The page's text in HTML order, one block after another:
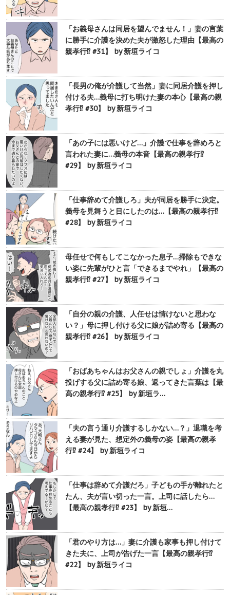
「お義母さんは同居を望んでません！」妻の言葉
に勝手に介護を決めた夫が激怒した理由【最高の
親孝行⁉︎ #31】 by 新垣ライコ
「長男の俺が介護して当然」妻に同居介護を押し
付ける夫…義母に打ち明けた妻の本心【最高の親
孝行⁉︎ #30】 by 新垣ライコ
「あの子には悪いけど…」介護で仕事を辞めろと
言われた妻に…義母の本音【最高の親孝行⁉︎
#29】 by 新垣ライコ
「仕事辞めて介護しろ」夫が同居を勝手に決定。
義母を見舞うと目にしたのは…【最高の親孝行⁉︎
#28】 by 新垣ライコ
母任せで何もしてこなかった息子…掃除もできな
い姿に先輩がひと言「できるまでやれ」【最高の
親孝行⁉︎ #27】 by 新垣ライコ
「自分の親の介護、人任せは情けないと思わな
い？」母に押し付ける父に娘が詰め寄る【最高の
親孝行⁉︎ #26】 by 新垣ライコ
「おばあちゃんはお父さんの親でしょ」介護を丸
投げする父に詰め寄る娘、返ってきた言葉は【最
高の親孝行⁉︎ #25】 by 新垣ラ…
「夫の言う通り介護するしかない…？」退職を考
える妻が見た、想定外の義母の姿【最高の親孝
行⁉︎ #24】 by 新垣ライコ
「仕事は辞めて介護だろ」子どもの手が離れたと
たん、夫が言い切った一言。上司に話したら…
【最高の親孝行⁉︎ #23】 by 新垣…
「君のやり方は…」妻に介護も家事も押し付けて
きた夫に、上司が告げた一言【最高の親孝行⁉︎
#22】 by 新垣ライコ